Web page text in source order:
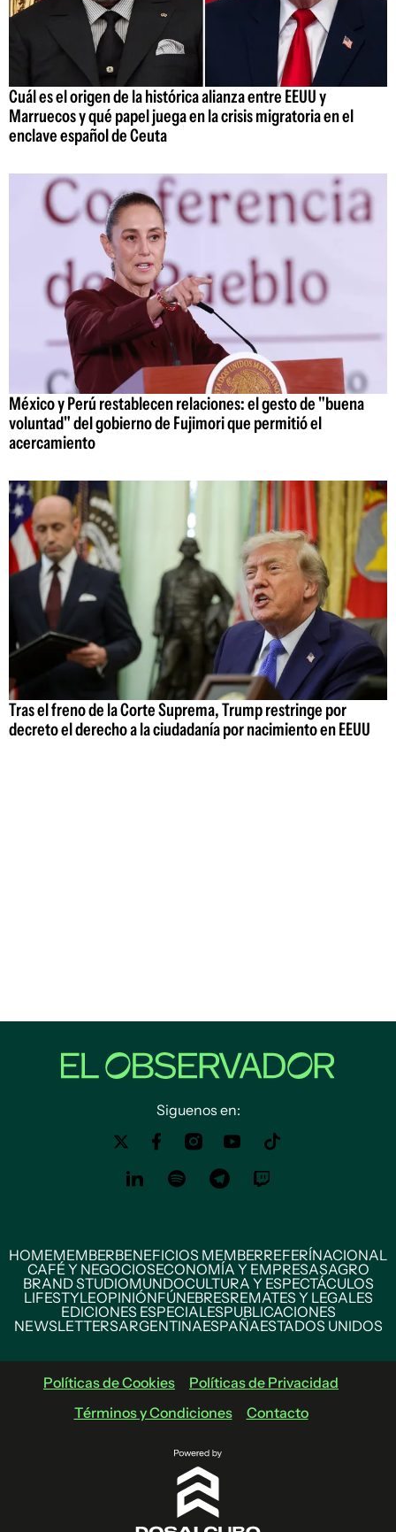
Cuál es el origen de la histórica alianza entre EEUU y
Marruecos y qué papel juega en la crisis migratoria en el
enclave español de Ceuta
México y Perú restablecen relaciones: el gesto de "buena
voluntad" del gobierno de Fujimori que permitió el
acercamiento
Tras el freno de la Corte Suprema, Trump restringe por
decreto el derecho a la ciudadanía por nacimiento en EEUU
Siguenos en:
HOMEMEMBERBENEFICIOS MEMBERREFERÍNACIONAL
CAFÉ Y NEGOCIOSECONOMÍA Y EMPRESASAGRO
BRAND STUDIOMUNDOCULTURA Y ESPECTÁCULOS
LIFESTYLEOPINIÓNFÚNEBRESREMATES Y LEGALES
EDICIONES ESPECIALESPUBLICACIONES
NEWSLETTERSARGENTINAESPAÑAESTADOS UNIDOS
Políticas de Cookies
Políticas de Privacidad
Términos y Condiciones
Contacto